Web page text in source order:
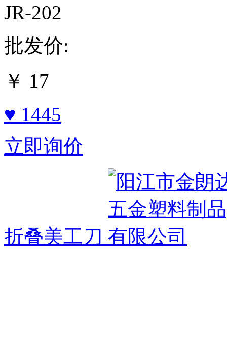
JR-202
批发价:
￥ 17
♥ 1445
立即询价
折叠美工刀